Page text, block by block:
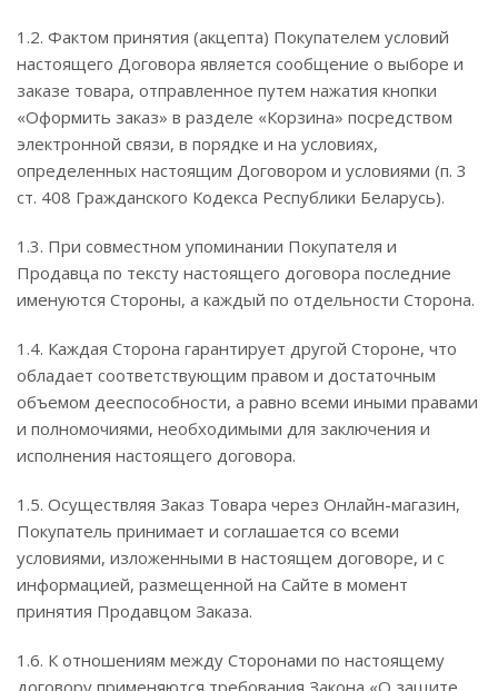
1.2. Фактом принятия (акцепта) Покупателем условий
настоящего Договора является сообщение о выборе и
заказе товара, отправленное путем нажатия кнопки
«Оформить заказ» в разделе «Корзина» посредством
электронной связи, в порядке и на условиях,
определенных настоящим Договором и условиями (п. 3
ст. 408 Гражданского Кодекса Республики Беларусь).
1.3. При совместном упоминании Покупателя и
Продавца по тексту настоящего договора последние
именуются Стороны, а каждый по отдельности Сторона.
1.4. Каждая Сторона гарантирует другой Стороне, что
обладает соответствующим правом и достаточным
объемом дееспособности, а равно всеми иными правами
и полномочиями, необходимыми для заключения и
исполнения настоящего договора.
1.5. Осуществляя Заказ Товара через Онлайн-магазин,
Покупатель принимает и соглашается со всеми
условиями, изложенными в настоящем договоре, и с
информацией, размещенной на Сайте в момент
принятия Продавцом Заказа.
1.6. К отношениям между Сторонами по настоящему
договору применяются требования Закона «О защите